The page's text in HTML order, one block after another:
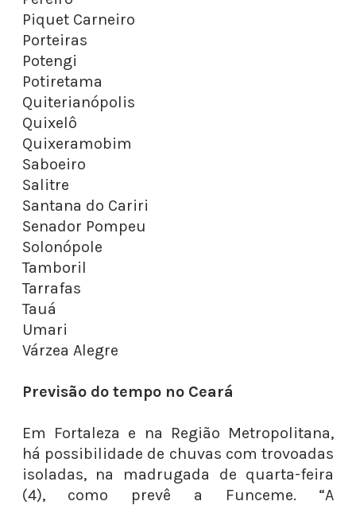
Piquet Carneiro
Porteiras
Potengi
Potiretama
Quiterianópolis
Quixelô
Quixeramobim
Saboeiro
Salitre
Santana do Cariri
Senador Pompeu
Solonópole
Tamboril
Tarrafas
Tauá
Umari
Várzea Alegre
Previsão do tempo no Ceará
Em Fortaleza e na Região Metropolitana,
há possibilidade de chuvas com trovoadas
isoladas, na madrugada de quarta-feira
(4), como prevê a Funceme. “A